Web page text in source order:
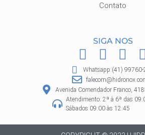
Contato
SIGA NOS
F
a
c
e
b
o
I
n
s
t
a
g
P
i
n
t
e
r
Whatsapp:(41) 99760-
Avenida Comendador Franco,
Atendimento: 2ª à 6ª das
Sábados 09:00 às 12:45